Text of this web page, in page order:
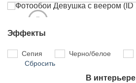
Эффекты
Сепия Черно/белое
Сбросить
В интерьере